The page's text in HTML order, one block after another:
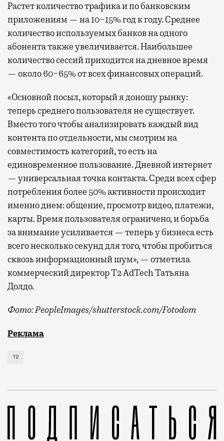
Растет количество трафика и по банковским
приложениям — на 10−15% год к году. Среднее
количество используемых банков на одного
абонента также увеличивается. Наибольшее
количество сессий приходится на дневное время
— около 60−65% от всех финансовых операций.
«Основной посыл, который я доношу рынку:
теперь среднего пользователя не существует.
Вместо того чтобы анализировать каждый вид
контента по отдельности, мы смотрим на
совместимость категорий, то есть на
единовременное пользование. Дневной интернет
— универсальная точка контакта. Среди всех сфер
потребления более 50% активности происходит
именно днем: общение, просмотр видео, платежи,
карты. Время пользователя ограничено, и борьба
за внимание усиливается — теперь у бизнеса есть
всего несколько секунд для того, чтобы пробиться
сквозь информационный шум», — отметила
коммерческий директор Т2 AdTech Татьяна
Долдо.
Фото: PeopleImages/shutterstock.com/Fotodom
Мобильный оператор Т2 изучил модели интернет-
Реклама
Т2